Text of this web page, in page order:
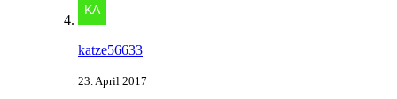
katze56633
23. April 2017